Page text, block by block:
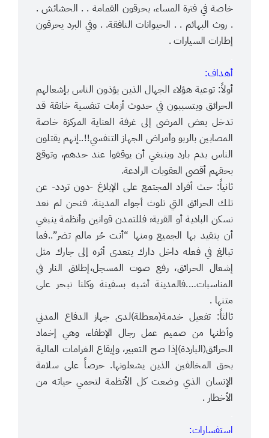
خاصة في فترة المساء، يحرقون القمامة . . الحشائش .
. روث البهائم . . الحيوانات النافقة. . وفي البرد يحرقون
إطارات السيارات .
أهداف:
أولاً: توعية هؤلاء الجهال الذين يؤذون الناس بإشعالهم
الحرائق ويتسببون في حدوث أزمات تنفسية خانقة قد
تدخل بعض المرضى إلى غرفة العناية المركزة خاصة
المصابين بالربو وأمراض الجهاز التنفسي!!..إنهم يقتلون
الناس بدم بارد وينبغي أن يوقفوا عند حدهم، وتوقع
بحقهم أقصى العقوبات الرادعة.
ثانياً: حث أفراد المجتمع على الإبلاغ -دون تردد- عن
تلك الحرائق التي تلوث أجواء المدينة. فنحن لم نعد
نسكن البادية أو القرية؛ فللتمدن قوانين وأنظمة ينبغي
أن يتقيد بها الجميع ومنها “أنت حُر مالم تضر”..فما
تبالغ في فعله داخل دارك يتعدى أثره إلى جارك مثل
إشعال الحرائق، رفع صوت المسجل،إطلاق النار في
المناسبات….فالمدينة أشبه بسفينة وكلنا نبحر على
متنها .
ثالثاً: تفعيل خدمة(معطلة)لدى جهاز الدفاع المدني
وأظنها من صميم عمل رجال الإطفاء، وهي إخماد
الحرائق(الباردة)إذا صح التعبير، وإيقاع الغرامات المالية
بحق المخالفين الذين يشعلونها. حرصاً على سلامة
الإنسان الذي وضعت كل الأنظمة لتحمي حياته من
الأخطار .
استفسارات: